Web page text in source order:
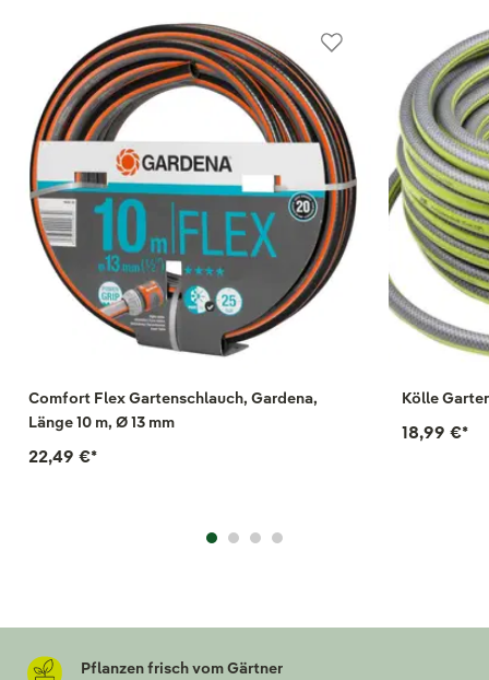
Comfort Flex Gartenschlauch, Gardena,
Länge 10 m, Ø 13 mm
22,49 €*
Kölle
18,99 €*
Pflanzen frisch vom Gärtner